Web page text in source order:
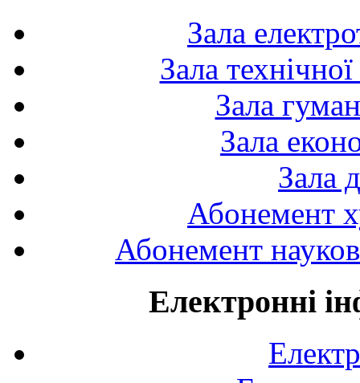
Зала
Зала
Зала
Зала
Зала
Абонемент
Абонемент
Електронні